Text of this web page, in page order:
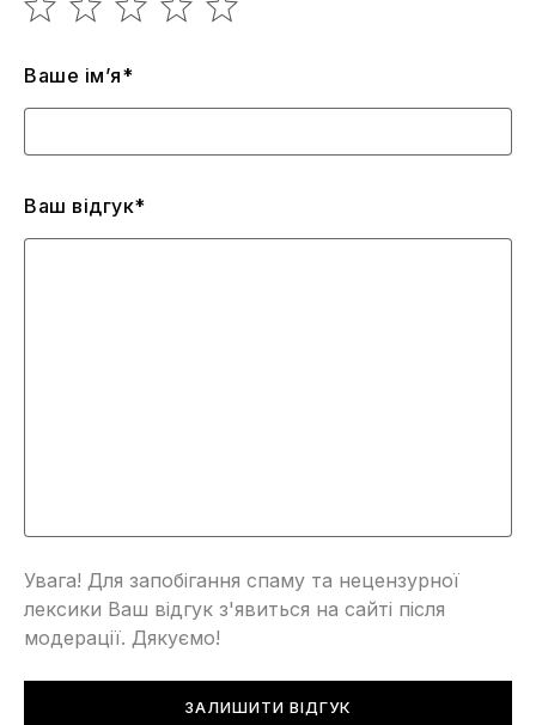
Ваше ім’я*
Ваш відгук*
Увага! Для запобігання спаму та нецензурної
лексики Ваш відгук з'явиться на сайті після
модерації. Дякуємо!
ЗАЛИШИТИ ВІДГУК